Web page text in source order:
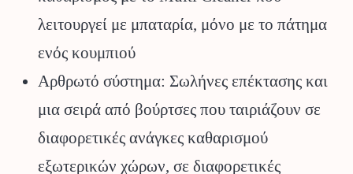
λειτουργεί με μπαταρία, μόνο με το πάτημα
ενός κουμπιού
Αρθρωτό σύστημα: Σωλήνες επέκτασης και
μια σειρά από βούρτσες που ταιριάζουν σε
διαφορετικές ανάγκες καθαρισμού
εξωτερικών χώρων, σε διαφορετικές